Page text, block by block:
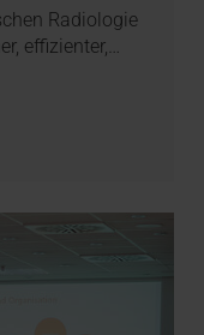
Radiologie
effizienter,…